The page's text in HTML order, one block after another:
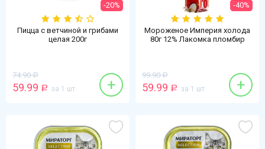
-20%
Пицца с ветчиной и грибами
целая 200г
74.90 Р
59.99 Р за 1 шт +
-40%
Мороженое Империя холода
80г 12% Лакомка пломбир
99.90 Р
59.99 Р за 1 шт +